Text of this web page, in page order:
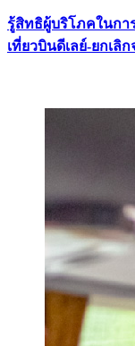
รู้สิทธิผู้บริโภคในกา
เที่ยวบินดีเลย์-ยกเลิ